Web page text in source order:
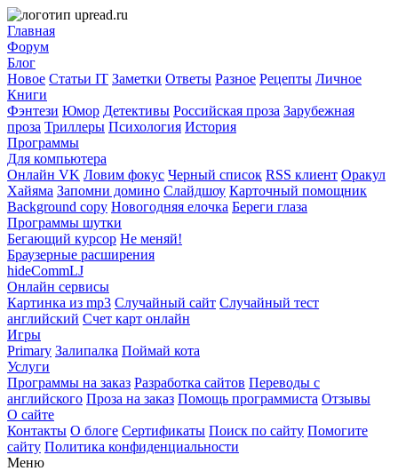
Главная
Форум
Блог
Новое Статьи IT Заметки Ответы Разное Рецепты Личное
Книги
Фэнтези Юмор Детективы Российская проза Зарубежная
проза Триллеры Психология История
Программы
Для компьютера
Онлайн VK Ловим фокус Черный список RSS клиент Оракул
Хайяма Запомни домино Слайдшоу Карточный помощник
Background copy Новогодняя елочка Береги глаза
Программы шутки
Бегающий курсор Не меняй!
Браузерные расширения
hideCommLJ
Онлайн сервисы
Картинка из mp3 Случайный сайт Случайный тест
английский Счет карт онлайн
Игры
Primary Залипалка Поймай кота
Услуги
Программы на заказ Разработка сайтов Переводы с
английского Проза на заказ Помощь программиста Отзывы
О сайте
Контакты О блоге Сертификаты Поиск по сайту Помогите
сайту Политика конфиденциальности
Меню